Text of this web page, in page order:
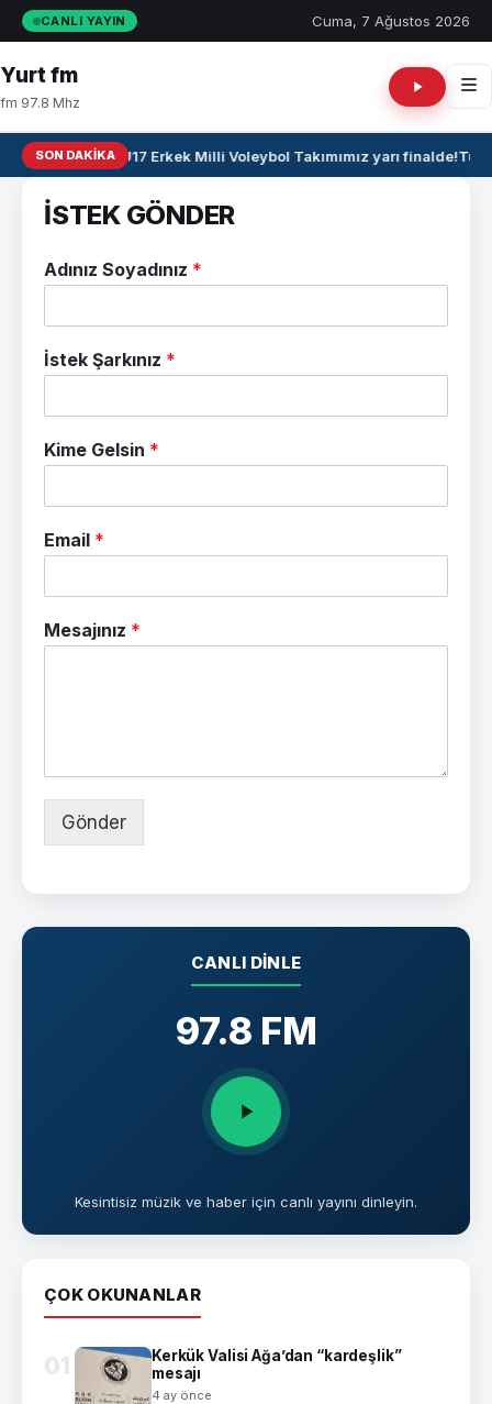
CANLI YAYIN Cuma, 7 Ağustos 2026
Yurt fm
fm 97.8 Mhz
SON DAKIKA🏐 U17 Erkek Milli Voleybol Takımımız yarı finalde!
İSTEK GÖNDER
Adınız Soyadınız *
İstek Şarkınız *
Kime Gelsin *
Email *
Mesajınız *
Gönder
CANLI DINLE
97.8 FM
Kesintisiz müzik ve haber için canlı yayını dinleyin.
ÇOK OKUNANLAR
01
Kerkük Valisi Ağa’dan “kardeşlik”
mesajı
4 ay önce